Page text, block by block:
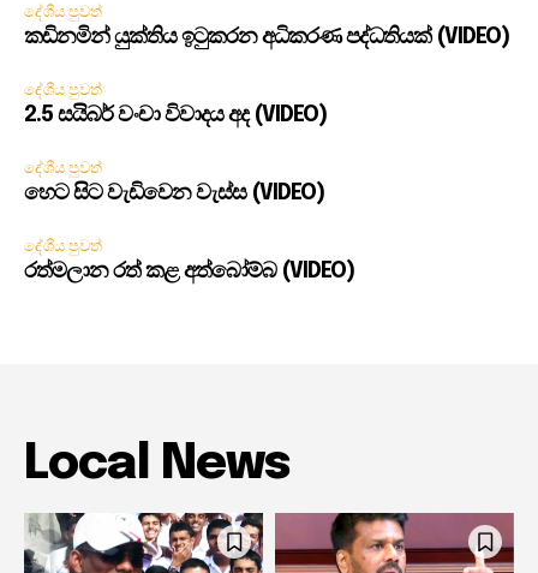
දේශීය පුවත්
කඩිනමින් යුක්තිය ඉටුකරන අධිකරණ පද්ධතියක් (VIDEO)
දේශීය පුවත්
2.5 සයිබර් වංචා විවාදය අද (VIDEO)
දේශීය පුවත්
හෙට සිට වැඩිවෙන වැස්ස (VIDEO)
දේශීය පුවත්
රත්මලාන රත් කළ අත්බෝම්බ (VIDEO)
Local News